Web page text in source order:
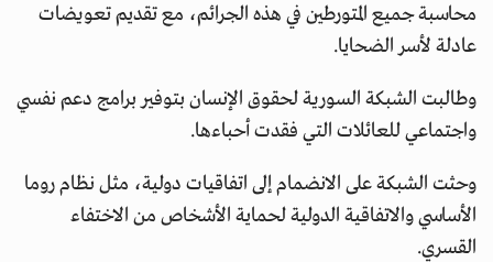
محاسبة جميع المتورطين في هذه الجرائم، مع تقديم تعويضات
عادلة لأسر الضحايا.
وطالبت الشبكة السورية لحقوق الإنسان بتوفير برامج دعم نفسي
واجتماعي للعائلات التي فقدت أحباءها.
وحثت الشبكة على الانضمام إلى اتفاقيات دولية، مثل نظام روما
الأساسي والاتفاقية الدولية لحماية الأشخاص من الاختفاء
القسري.